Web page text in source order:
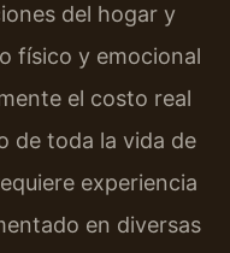
del hogar y
físico y emocional
el costo real
de toda la vida de
experiencia
en diversas